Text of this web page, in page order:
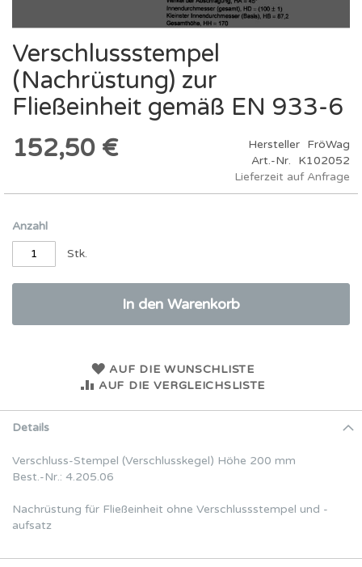
Zum
Anfang
der
Bildergalerie
springen
Verschlussstempel
(Nachrüstung) zur
Fließeinheit gemäß EN 933-6
152,50 €
Hersteller FröWag
Art.-Nr.
K102052
Lieferzeit auf Anfrage
Anzahl
Stk.
In den Warenkorb
AUF DIE WUNSCHLISTE
AUF DIE VERGLEICHSLISTE
Details
Verschluss-Stempel (Verschlusskegel) Höhe 200 mm
Best.-Nr.: 4.205.06
Nachrüstung für Fließeinheit ohne Verschlussstempel und -
aufsatz